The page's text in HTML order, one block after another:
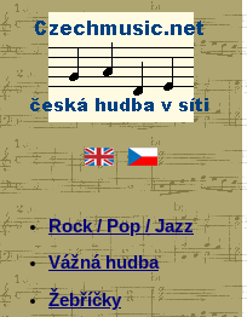
Rock / Pop / Jazz
Vážná hudba
Žebříčky